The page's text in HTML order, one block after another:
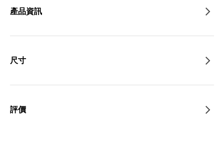
產品資訊
尺寸
評價